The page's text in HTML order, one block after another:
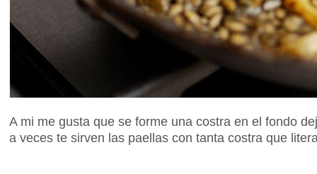
A mi me gusta que se forme una costra en el fondo
a veces te sirven las paellas con tanta costra que